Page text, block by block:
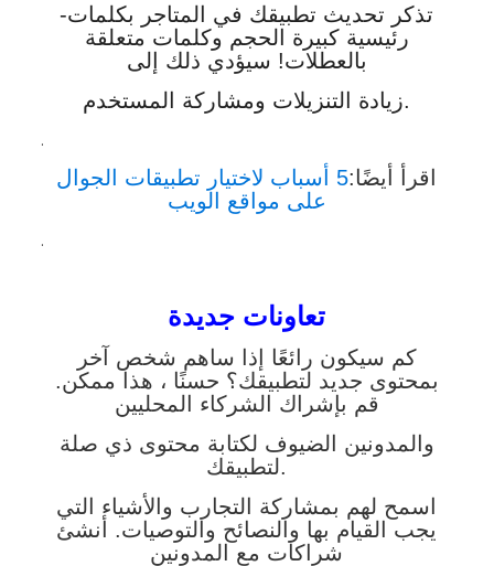
-تذكر تحديث تطبيقك في المتاجر بكلمات
رئيسية كبيرة الحجم وكلمات متعلقة
بالعطلات! سيؤدي ذلك إلى
زيادة التنزيلات ومشاركة المستخدم.
.
اقرأ أيضًا:
5 أسباب لاختيار تطبيقات الجوال
على مواقع الويب
.
تعاونات جديدة
كم سيكون رائعًا إذا ساهم شخص آخر
بمحتوى جديد لتطبيقك؟ حسنًا ، هذا ممكن.
قم بإشراك الشركاء المحليين
والمدونين الضيوف لكتابة محتوى ذي صلة
لتطبيقك.
اسمح لهم بمشاركة التجارب والأشياء التي
يجب القيام بها والنصائح والتوصيات. أنشئ
شراكات مع المدونين